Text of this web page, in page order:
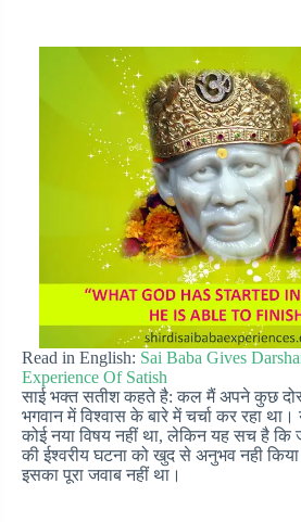
Read in English: Sai Baba Gives
Experience Of Satish
साई भक्त सतीश कहते है: कल मैं अपने कुछ
भगवान में विश्वास के बारे में चर्चा कर रहा था।
कोई नया विषय नहीं था, लेकिन यह सच है
की ईश्वरीय घटना को खुद से अनुभव नही
इसका पूरा जवाब नहीं था।